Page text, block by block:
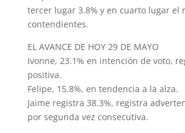
tercer lugar 3.8% y en cuarto lugar el
contendientes.
EL AVANCE DE HOY 29 DE MAYO
Ivonne, 23.1% en intención de voto,
positiva.
Felipe, 15.8%, en tendencia a la alza.
Jaime registra 38.3%, registra
por segunda vez consecutiva.